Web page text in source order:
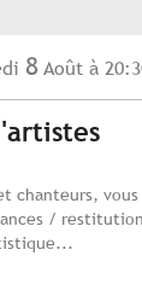
8 Août à
chanteurs,
/